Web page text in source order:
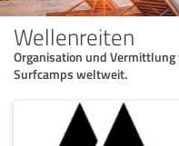
Wellenreiten
Organisation und
Surfcamps weltweit.